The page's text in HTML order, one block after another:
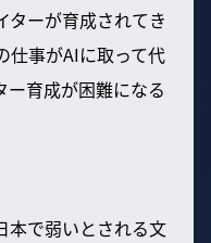
ターが育成されてき
仕事がAIに取って代
ー育成が困難になる
本で弱いとされる文